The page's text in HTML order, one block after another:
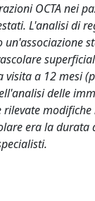
OCTA nei
L'analisi di
a 12 mesi
delle
era la durata